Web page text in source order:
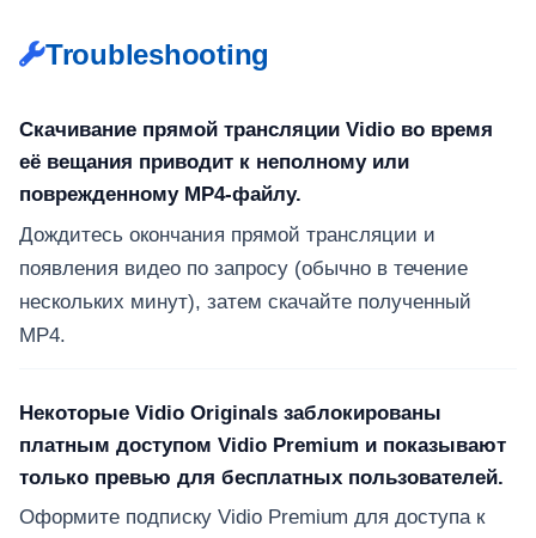
Troubleshooting
Скачивание прямой трансляции Vidio во время
её вещания приводит к неполному или
поврежденному MP4-файлу.
Дождитесь окончания прямой трансляции и
появления видео по запросу (обычно в течение
нескольких минут), затем скачайте полученный
MP4.
Некоторые Vidio Originals заблокированы
платным доступом Vidio Premium и показывают
только превью для бесплатных пользователей.
Оформите подписку Vidio Premium для доступа к